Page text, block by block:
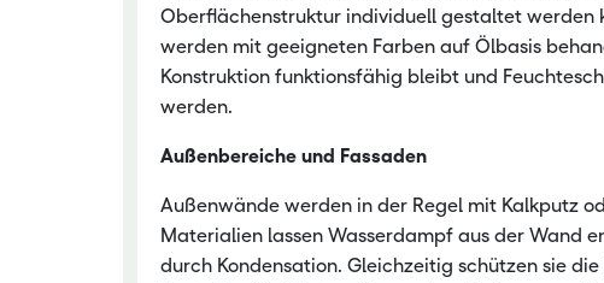
Oberflächenstruktur individuell gestaltet werden
werden mit geeigneten Farben auf Ölbasis
Konstruktion funktionsfähig bleibt und
werden.
Außenbereiche und Fassaden
Außenwände werden in der Regel mit Kalkputz
Materialien lassen Wasserdampf aus der Wand
durch Kondensation. Gleichzeitig schützen sie